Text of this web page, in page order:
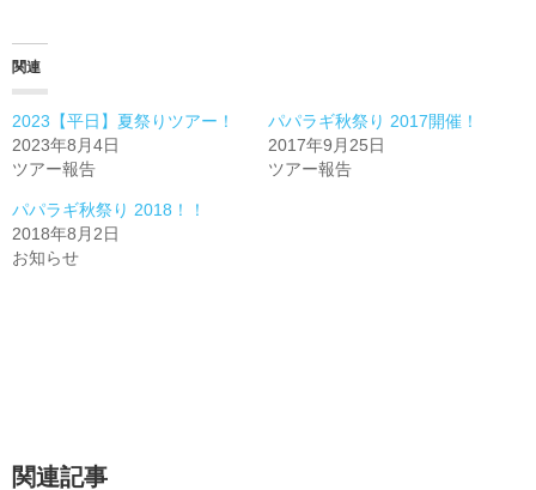
み
中…
関連
2023【平日】夏祭りツアー！
2023年8月4日
ツアー報告
パパラギ秋祭り 2017開催！
2017年9月25日
ツアー報告
パパラギ秋祭り 2018！！
2018年8月2日
お知らせ
関連記事